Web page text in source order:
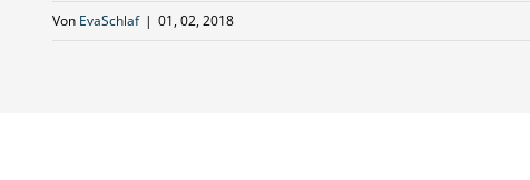
Von EvaSchlaf | 01, 02, 2018